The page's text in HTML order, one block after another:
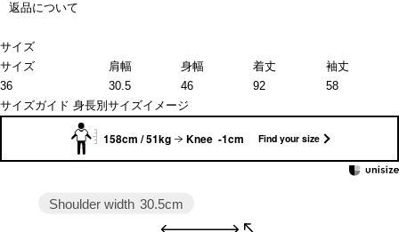
返品について
サイズ
サイズ
肩幅 身幅 着丈
袖丈
36
30.5 46 92
58
サイズガイド 身長別サイズイメージ
158cm / 51kg Knee -1cm Find your size
Shoulder width 30.5cm